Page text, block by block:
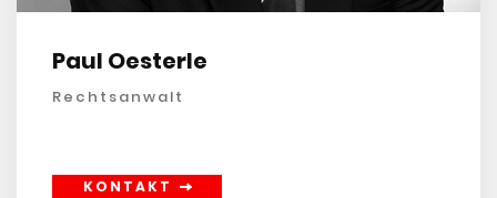
Paul Oesterle
Rechtsanwalt
KONTAKT